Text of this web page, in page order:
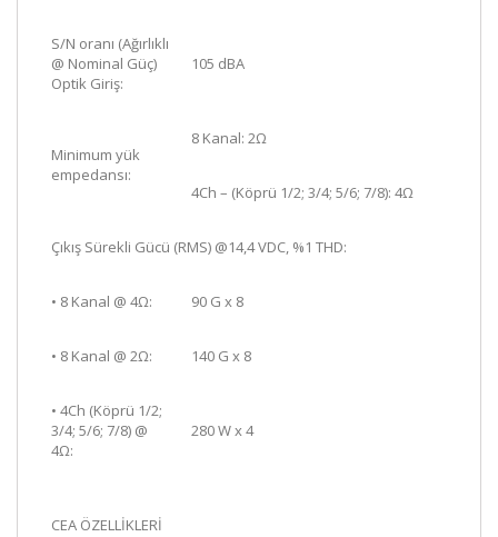
S/N oranı (Ağırlıklı
@ Nominal Güç)
Optik Giriş:
105 dBA
Minimum yük
empedansı:
8 Kanal: 2Ω
4Ch – (Köprü 1/2; 3/4; 5/6; 7/8): 4Ω
Çıkış Sürekli Gücü (RMS) @14,4 VDC, %1 THD:
• 8 Kanal @ 4Ω: 90 G x 8
• 8 Kanal @ 2Ω: 140 G x 8
• 4Ch (Köprü 1/2;
3/4; 5/6; 7/8) @
4Ω:
280 W x 4
CEA ÖZELLİKLERİ